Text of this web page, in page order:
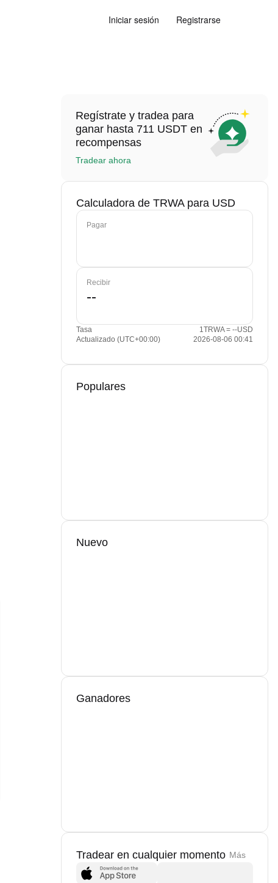
Iniciar sesión Registrarse
Regístrate y tradea para
ganar hasta 711 USDT en
recompensas
Tradear ahora
Calculadora de TRWA para USD
Pagar
Recibir
Tasa
1TRWA = --USD
Actualizado (UTC+00:00)
2026-08-06 00:41
Populares
Nuevo
Ganadores
Tradear en cualquier momento Más